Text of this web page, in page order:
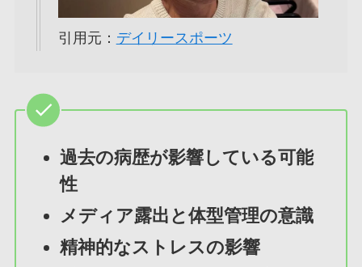
引用元： デイリースポーツ
過去の病歴が影響している可能
性
メディア露出と体型管理の意識
精神的なストレスの影響